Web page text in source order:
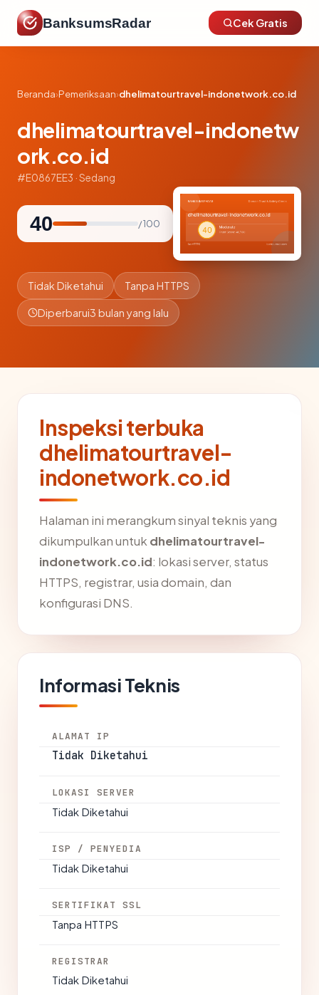
BanksumsRadar Cek Gratis
Beranda›Pemeriksaan›dhelimatourtravel-indonetwork.co.id
dhelimatourtravel-indonetw
ork.co.id
#E0867EE3 · Sedang
40 / 100
Tidak Diketahui Tanpa HTTPS
Diperbarui3 bulan yang lalu
Inspeksi terbuka
dhelimatourtravel-
indonetwork.co.id
Halaman ini merangkum sinyal teknis yang
dikumpulkan untuk dhelimatourtravel-
indonetwork.co.id: lokasi server, status
HTTPS, registrar, usia domain, dan
konfigurasi DNS.
Informasi Teknis
ALAMAT IP
Tidak Diketahui
LOKASI SERVER
Tidak Diketahui
ISP / PENYEDIA
Tidak Diketahui
SERTIFIKAT SSL
Tanpa HTTPS
REGISTRAR
Tidak Diketahui